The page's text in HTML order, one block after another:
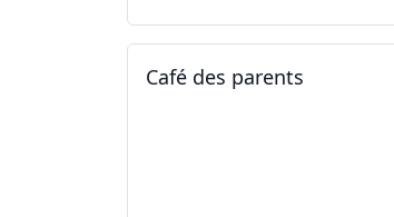
Café des parents